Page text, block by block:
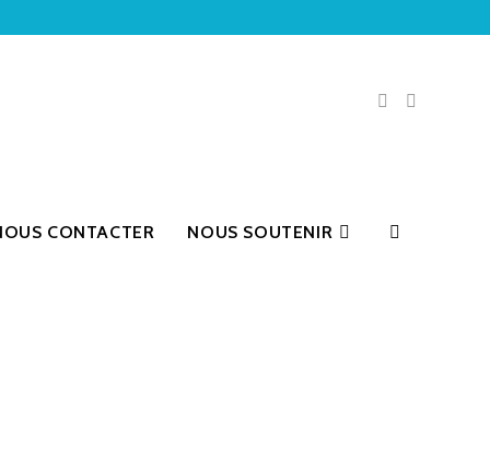
CONTACTER NOUS SOUTENIR